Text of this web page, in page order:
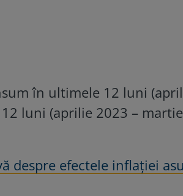
în ultimele 12 luni
luni (aprilie 2023 –
despre efectele inflației